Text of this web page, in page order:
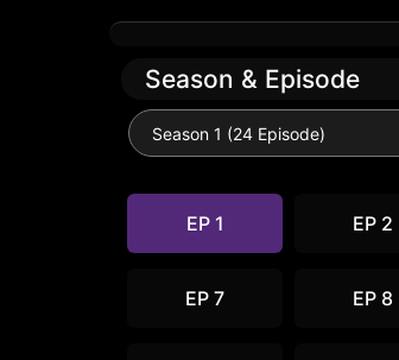
Season & Episode
EP 1 EP 2
EP 7 EP 8